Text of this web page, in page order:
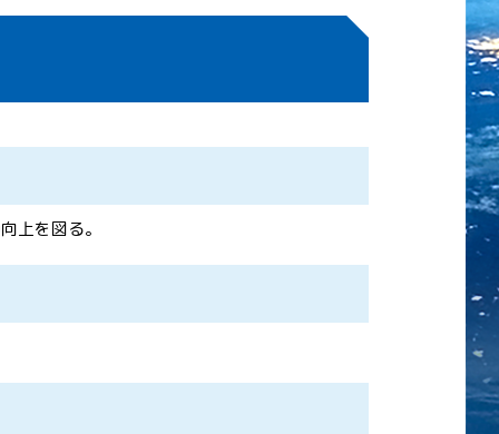
上を図る。